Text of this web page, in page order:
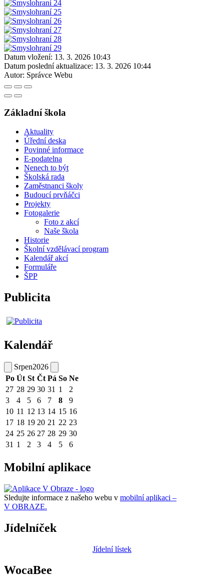
Datum vložení: 13. 3. 2026 10:43
Datum poslední aktualizace: 13. 3. 2026 10:44
Autor: Správce Webu
Základní škola
Aktuality
Úřední deska
Povinné informace
E-podatelna
Nenech to být
Školská rada
Zaměstnanci školy
Budoucí prvňáčci
Projekty
Fotogalerie
Foto z akcí
Naše škola
Historie
Školní vzdělávací program
Kalendář akcí
Formuláře
ŠPP
Publicita
Kalendář
Srpen2026
Po Út St Čt Pá So Ne
27 28 29 30 31 1
2
3
4 5 6 7 8
9
10 11 12 13 14 15 16
17 18 19 20 21 22 23
24 25 26 27 28 29 30
31 1 2 3 4 5 6
Mobilní aplikace
Sledujte informace z našeho webu v mobilní aplikaci –
V OBRAZE.
Jídelníček
Jídelní lístek
WocaBee